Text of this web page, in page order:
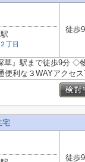
駅
丁目
徒歩
』駅まで徒歩9分 ◇
利な３WAYアクセス
宅
徒歩